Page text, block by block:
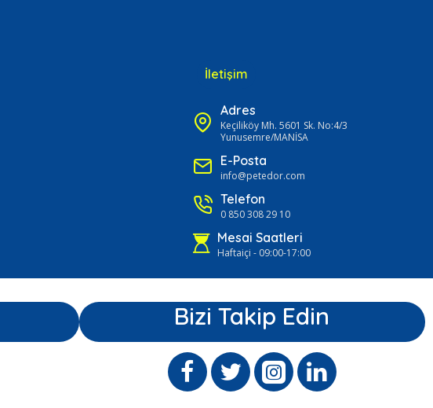
İletişim
Adres
Keçiliköy Mh. 5601 Sk. No:4/3
Yunusemre/MANİSA
E-Posta
info@petedor.com
Telefon
0 850 308 29 10
Mesai Saatleri
Haftaiçi - 09:00-17:00
Bizi Takip Edin